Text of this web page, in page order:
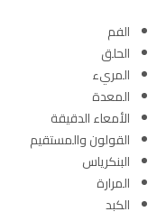
الفم
الحلق
المريء
المعدة
الأمعاء الدقيقة
القولون والمستقيم
البنكرياس
المرارة
الكبد